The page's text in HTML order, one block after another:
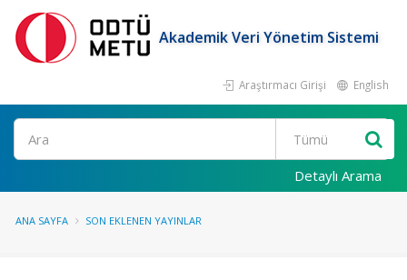
Akademik Veri Yönetim Sistemi
Araştırmacı Girişi English
Ara
Detaylı Arama
ANA SAYFA SON EKLENEN YAYINLAR